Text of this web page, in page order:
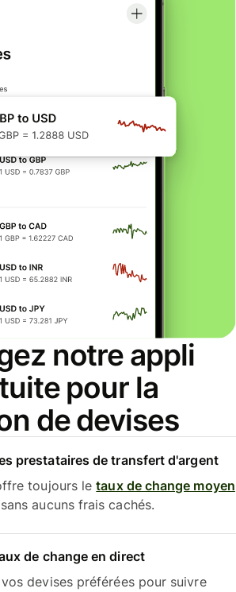
notre appli
pour la
de devises
prestataires de transfert d'argent
toujours letaux de change moyen
aucuns frais cachés.
de change en direct
devises préférées pour suivre